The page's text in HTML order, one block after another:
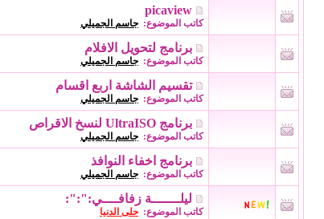
picaview
كاتب الموضوع: جاسم الجميلي
برنامج لتحويل الافلام
كاتب الموضوع: جاسم الجميلي
تقسيم الشاشة اربع اقسام
كاتب الموضوع: جاسم الجميلي
برنامج UltraISO لنسخ الاقراص
كاتب الموضوع: جاسم الجميلي
برنامج اخفاء النوافذ
كاتب الموضوع: جاسم الجميلي
ليلـــــــة زفافــــي:":":
كاتب الموضوع: حلى الدنيا